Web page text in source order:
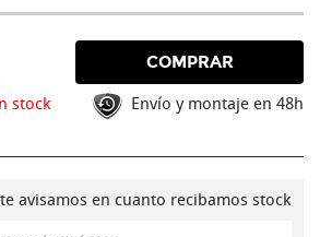
COMPRAR
stock Envío y montaje en 48h
avisamos en cuanto recibamos stock